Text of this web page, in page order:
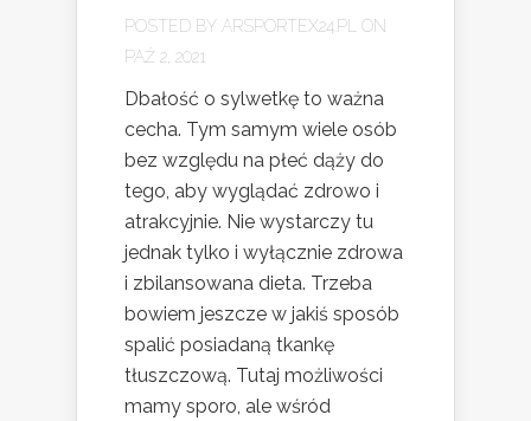
POSTED BY ARSPORTEX24.PL
ON
PAŹ 2, 2021
Dbałość o sylwetkę to ważna
cecha. Tym samym wiele osób
bez względu na płeć dąży do
tego, aby wyglądać zdrowo i
atrakcyjnie. Nie wystarczy tu
jednak tylko i wyłącznie zdrowa
i zbilansowana dieta. Trzeba
bowiem jeszcze w jakiś sposób
spalić posiadaną tkankę
tłuszczową. Tutaj możliwości
mamy sporo, ale wśród